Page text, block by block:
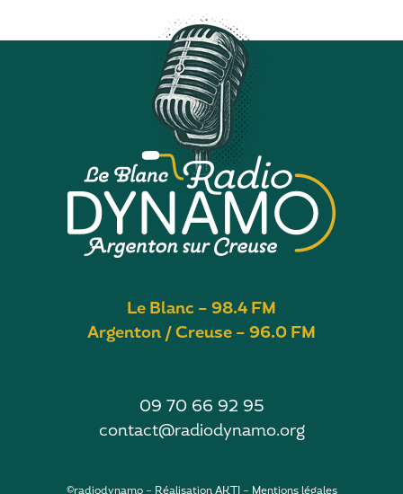
Le Blanc – 98.4 FM
Argenton / Creuse – 96.0 FM
09 70 66 92 95
contact@radiodynamo.org
©radiodynamo – RéalisationAKTI– Mentions légales